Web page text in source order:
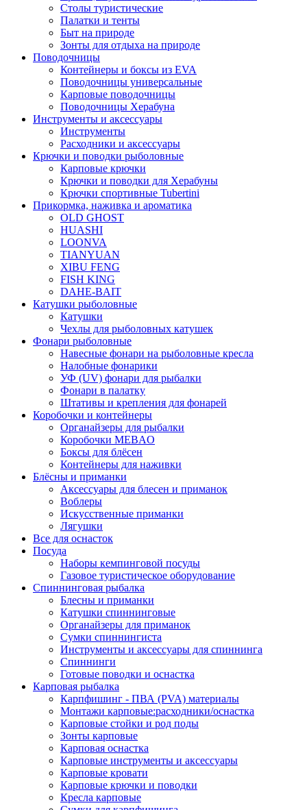
Столы туристические
Палатки и тенты
Быт на природе
Зонты для отдыха на природе
Поводочницы
Контейнеры и боксы из EVA
Поводочницы универсальные
Карповые поводочницы
Поводочницы Херабуна
Инструменты и аксессуары
Инструменты
Расходники и аксессуары
Крючки и поводки рыболовные
Карповые крючки
Крючки и поводки для Херабуны
Крючки спортивные Tubertini
Прикормка, наживка и ароматика
OLD GHOST
HUASHI
LOONVA
TIANYUAN
XIBU FENG
FISH KING
DAHE-BAIT
Катушки рыболовные
Катушки
Чехлы для рыболовных катушек
Фонари рыболовные
Навесные фонари на рыболовные кресла
Налобные фонарики
УФ (UV) фонари для рыбалки
Фонари в палатку
Штативы и крепления для фонарей
Коробочки и контейнеры
Органайзеры для рыбалки
Коробочки MEBAO
Боксы для блёсен
Контейнеры для наживки
Блёсны и приманки
Аксессуары для блесен и приманок
Воблеры
Искусственные приманки
Лягушки
Все для оснасток
Посуда
Наборы кемпинговой посуды
Газовое туристическое оборудование
Спиннинговая рыбалка
Блесны и приманки
Катушки спиннинговые
Органайзеры для приманок
Сумки спиннингиста
Инструменты и аксессуары для спиннинга
Спиннинги
Готовые поводки и оснастка
Карповая рыбалка
Карпфишинг - ПВА (PVA) материалы
Монтажи карповые:расходники/оснастка
Карповые стойки и род поды
Зонты карповые
Карповая оснастка
Карповые инструменты и аксессуары
Карповые кровати
Карповые крючки и поводки
Кресла карповые